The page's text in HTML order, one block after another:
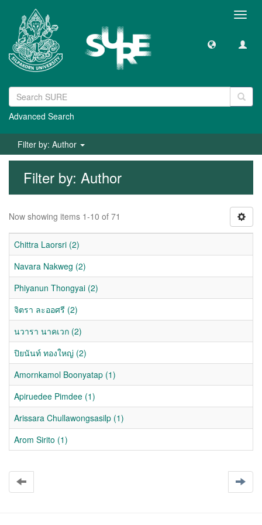
Advanced Search
Filter by: Author
Filter by: Author
Now showing items 1-10 of 71
Chittra Laorsri (2)
Navara Nakweg (2)
Phiyanun Thongyai (2)
จิตรา ละออศรี (2)
นวารา นาคเวก (2)
ปิยนันท์ ทองใหญ่ (2)
Amornkamol Boonyatap (1)
Apiruedee Pimdee (1)
Arissara Chullawongsasilp (1)
Arom Sirito (1)